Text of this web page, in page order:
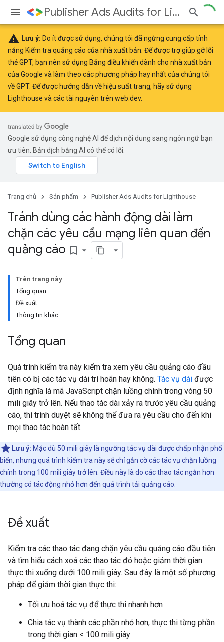
Publisher Ads Audits for Lighthouse
warning Lưu ý: Do ít được sử dụng, chúng tôi đã ngừng cung cấp tính
năng Kiểm tra quảng cáo của nhà xuất bản. Để được trợ giúp gỡ lỗi
thẻ GPT, bạn nên sử dụng Bảng điều khiển dành cho nhà xuất bản
của Google và làm theo cácphương pháp hay nhấtcủa chúng tôi
về GPT. Để được hướng dẫn về hiệu suất trang, hãy sử dụng
Lighthouse và các tài nguyên trên web.dev.
Google sử dụng công nghệ AI để dịch nội dung sang ngôn ngữ bạn
ưu tiên. Bản dịch bằng AI có thể có lỗi.
Trang chủ Sản phẩm Publisher Ads Audits for Lighthouse
Tránh dùng các hành động dài làm
chặn các yêu cầu mạng liên quan đến
quảng cáo bookmark_border
Trên trang này
Tổng quan
Đề xuất
Thông tin khác
Tổng quan
Quá trình kiểm tra này kiểm tra xem yêu cầu quảng cáo đầu
tiên có bị các tác vụ dài trì hoãn hay không. Tác vụ dài được
định nghĩa là mã JavaScript chặn luồng chính trong vòng 50
mili giây trở lên. Nếu thao tác dài xảy ra trước yêu cầu quảng
cáo, thì trình duyệt sẽ không thể đưa ra yêu cầu cho đến khi
mọi thao tác hoàn tất.
Lưu ý: Mặc dù 50 mili giây là ngưỡng tác vụ dài được chấp nhận phổ
biến, nhưng quá trình kiểm tra này sẽ chỉ gắn cờ các tác vụ chặn luồng
chính trong 100 mili giây trở lên. Điều này là do các thao tác ngắn hơn
thường có tác động nhỏ hơn đến quá trình tải quảng cáo.
Đề xuất
Kiểm tra các thao tác đang chặn yêu cầu quảng cáo đầu tiên
và tìm hiểu cách xoá các thao tác đó hoặc giảm thời gian
thực thi xuống dưới 100 mili giây. Sau đây là một số phương
pháp để giảm thời gian thực thi:
Tối ưu hoá tác vụ để thực thi nhanh hơn
Chia tác vụ thành các phần nhỏ hơn, thực thi từng phần
trong thời gian < 100 mili giây